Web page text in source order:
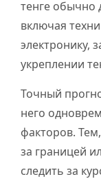
тенге
включая
электронику,
укреплении
Точный
него
факторов.
за границей
следить за